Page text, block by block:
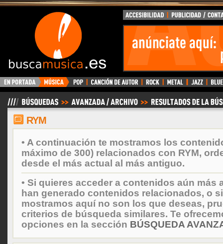
BuscaMusica.es
RYM
• A continuación te mostramos los
máximo de 300) relacionados con RYM,
desde el más actual al más antiguo.
• Si quieres acceder a contenidos aún más
han generado contenidos relacionados, o
mostramos aquí no son los que deseas,
criterios de búsqueda similares. Te
opciones en la sección BÚSQUEDA